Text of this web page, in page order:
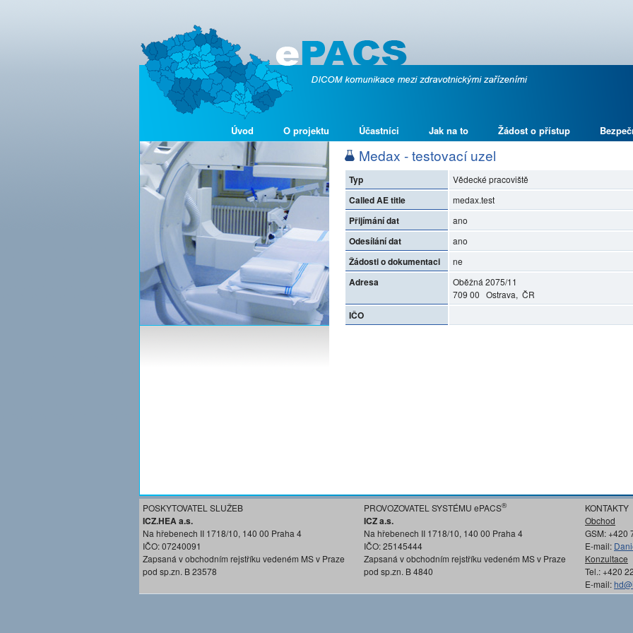
Úvod O projektu Účastníci Jak na to Žádost o přístup
Medax - testovací uzel
Typ Vědecké pracoviště
Called AE title medax.test
Přijímání dat ano
Odesílání dat ano
Žádosti o dokumentaci ne
Adresa
Oběžná 2075/11
709 00 Ostrava, ČR
IČO
POSKYTOVATEL SLUŽEB
ICZ.HEA a.s.
Na hřebenech II 1718/10, 140 00 Praha 4
IČO: 07240091
Zapsaná v obchodním rejstříku vedeném MS v Praze
pod sp.zn. B 23578
PROVOZOVATEL SYSTÉMU ePACS®
ICZ a.s.
Na hřebenech II 1718/10, 140 00 Praha 4
IČO: 25145444
Zapsaná v obchodním rejstříku vedeném MS v Praze
pod sp.zn. B 4840
KONTAKTY
Obchod
GSM: +420
E-mail:
Konzultace
Tel.: +420
E-mail: